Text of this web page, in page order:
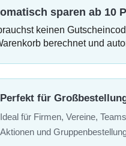
sparen ab 10
keinen
berechnet und
Perfekt für
Ideal für Firmen, Vereine,
Aktionen und